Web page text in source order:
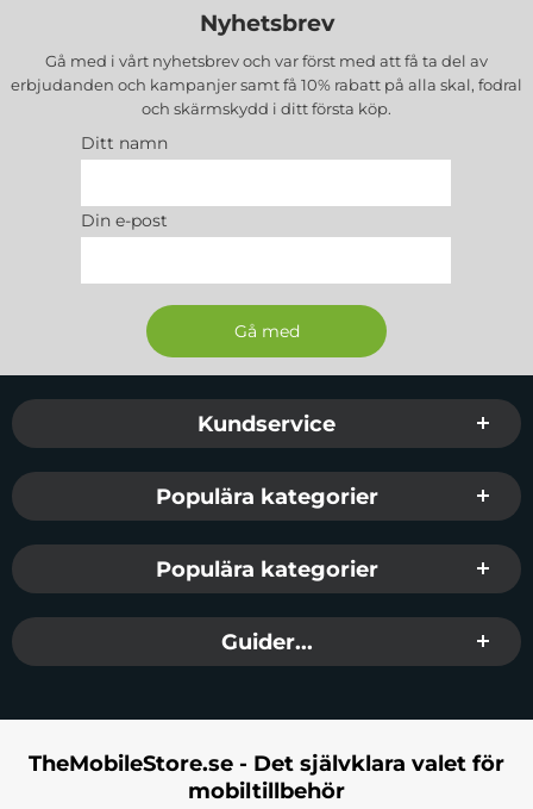
Nyhetsbrev
Gå med i vårt nyhetsbrev och var först med att få ta del av
erbjudanden och kampanjer samt få 10% rabatt på alla skal, fodral
och skärmskydd i ditt första köp.
Ditt namn
Din e-post
Sidfot Blandad info och länkar
Kundservice
Populära kategorier
Populära kategorier
Guider...
TheMobileStore.se - Det självklara valet för
mobiltillbehör